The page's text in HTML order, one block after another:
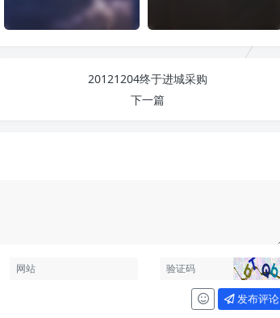
20121204终于进城采购
下一篇
发布评论